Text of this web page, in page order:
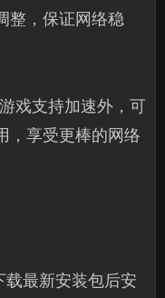
整，保证网络稳
戏支持加速外，可
，享受更棒的网络
最新安装包后安